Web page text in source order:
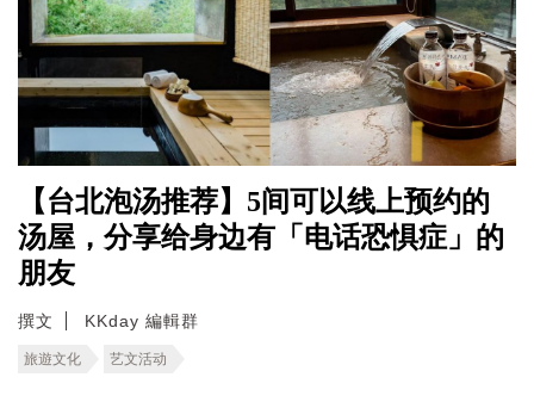
【台北泡汤推荐】5间可以线上预约的
汤屋，分享给身边有「电话恐惧症」的
朋友
撰文 KKday 編輯群
旅遊文化 艺文活动